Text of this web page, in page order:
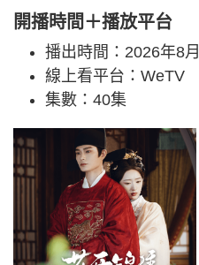
開播時間＋播放平台
播出時間：2026年8月
線上看平台：WeTV
集數：40集